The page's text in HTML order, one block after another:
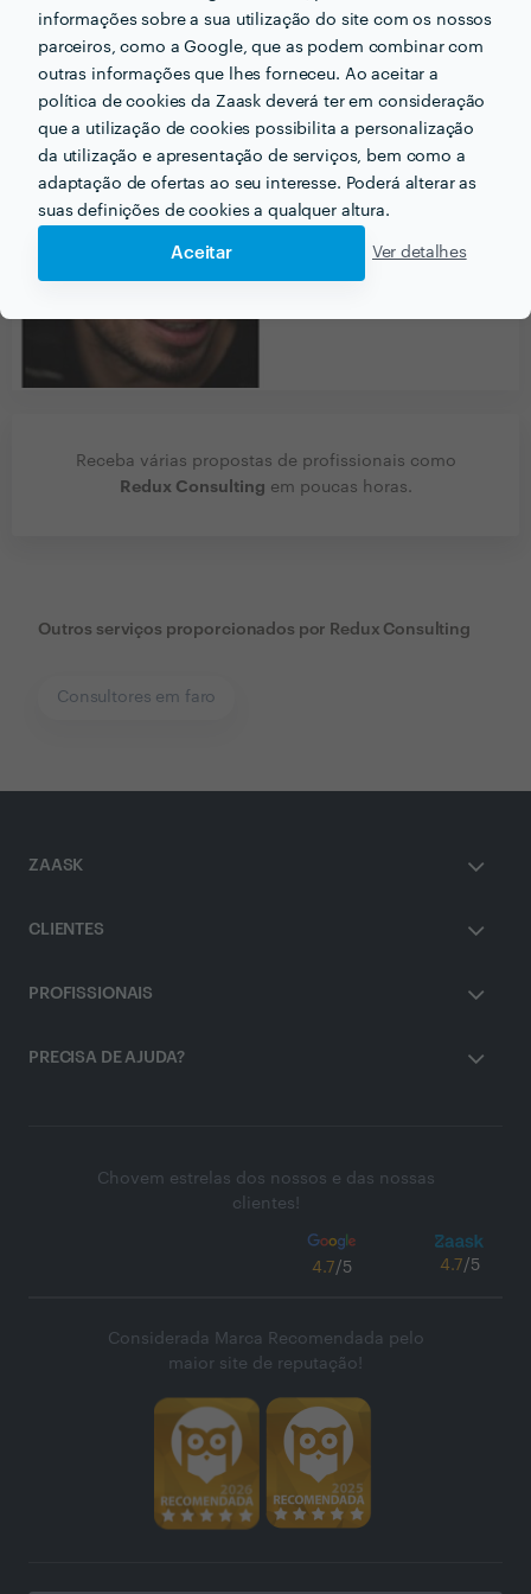
informações sobre a sua utilização do site com os nossos
parceiros, como a Google, que as podem combinar com
outras informações que lhes forneceu. Ao aceitar a
política de cookies da Zaask deverá ter em consideração
que a utilização de cookies possibilita a personalização
da utilização e apresentação de serviços, bem como a
adaptação de ofertas ao seu interesse. Poderá alterar as
suas definições de cookies a qualquer altura.
Aceitar Ver detalhes
PORTEFÓLIO
Receba várias propostas de profissionais como
Redux Consulting em poucas horas.
Outros serviços proporcionados por Redux Consulting
Consultores em faro
ZAASK
CLIENTES
PROFISSIONAIS
PRECISA DE AJUDA?
Chovem estrelas dos nossos e das nossas
clientes!
4.7/5 4.7/5
Considerada Marca Recomendada pelo
maior site de reputação!